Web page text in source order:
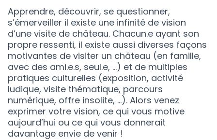
Apprendre, découvrir, se questionner,
s’émerveiller il existe une infinité de vision
d’une visite de château. Chacun.e ayant son
propre ressenti, il existe aussi diverses façons
motivantes de visiter un château (en famille,
avec des ami.e.s, seul.e, …) et de multiples
pratiques culturelles (exposition, activité
ludique, visite thématique, parcours
numérique, offre insolite, …). Alors venez
exprimer votre vision, ce qui vous motive
aujourd’hui ou ce qui vous donnerait
davantage envie de venir !